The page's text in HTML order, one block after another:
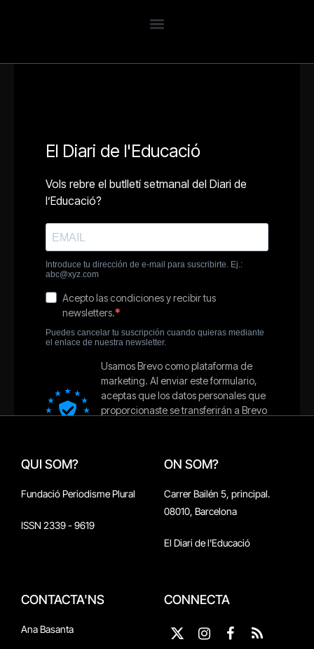
QUI SOM?
Fundació Periodisme Plural
ISSN 2339 - 9619
ON SOM?
Carrer Bailén 5, principal.
08010, Barcelona
El Diari de l'Educació
CONTACTA'NS
Ana Basanta
CONNECTA
X
Instagram
Facebook
RSS